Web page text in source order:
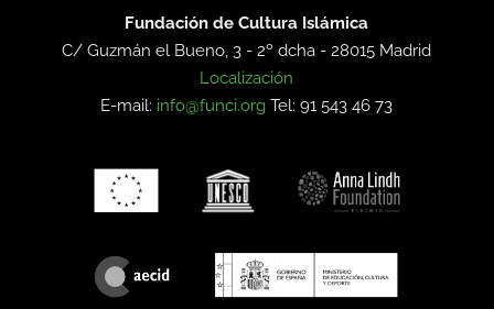
Fundación de Cultura Islámica
C/ Guzmán el Bueno, 3 - 2º dcha -28015 Madrid
Localización
E-mail: info@funci.org Tel: 91 543 46 73